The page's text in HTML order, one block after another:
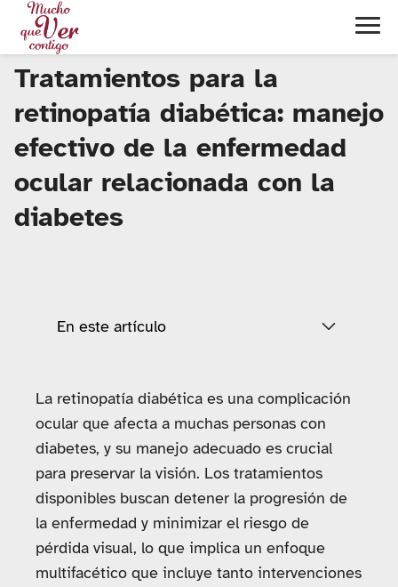
Tratamientos para la
retinopatía diabética: manejo
efectivo de la enfermedad
ocular relacionada con la
diabetes
En este artículo
La retinopatía diabética es una complicación
ocular que afecta a muchas personas con
diabetes, y su manejo adecuado es crucial
para preservar la visión. Los tratamientos
disponibles buscan detener la progresión de
la enfermedad y minimizar el riesgo de
pérdida visual, lo que implica un enfoque
multifacético que incluye tanto intervenciones